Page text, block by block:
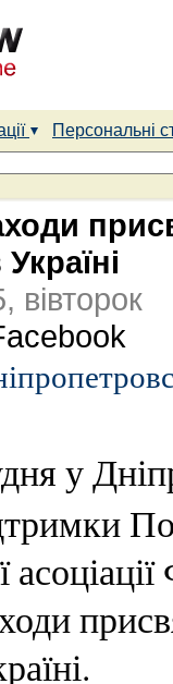
Персональні
вівторок
у